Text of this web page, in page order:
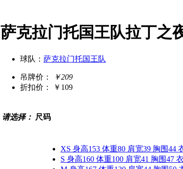
萨克拉门托国王队拉丁之
球队： 萨克拉门托国王队
吊牌价：
￥209
折扣价：
￥109
请选择： 尺码
XS 身高153 体重80 肩宽39 胸围44
S 身高160 体重100 肩宽41 胸围47